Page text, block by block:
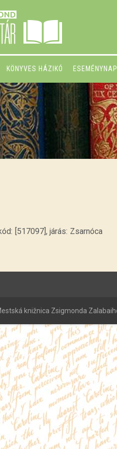
KÖNYVES HÁZIKÓ
[517097], járás: Zsarnóca
knižnica Zsigmonda